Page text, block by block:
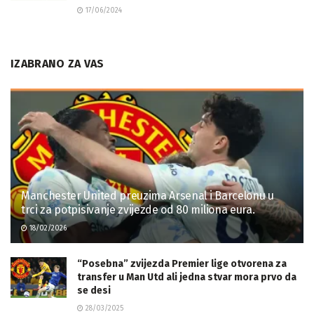
17/06/2024
IZABRANO ZA VAS
Manchester United preuzima Arsenal i Barcelonu u
trci za potpisivanje zvijezde od 80 miliona eura.
18/02/2026
“Posebna” zvijezda Premier lige otvorena za
transfer u Man Utd ali jedna stvar mora prvo da
se desi
28/03/2025